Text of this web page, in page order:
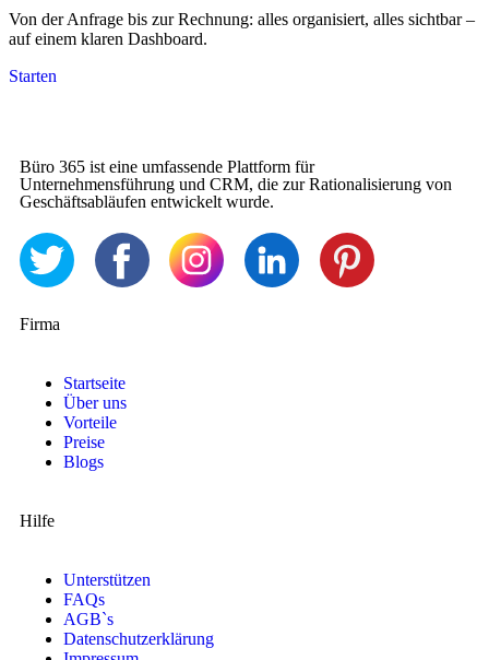
Von der Anfrage bis zur Rechnung: alles organisiert, alles sichtbar –
auf einem klaren Dashboard.
Starten
Büro 365 ist eine umfassende Plattform für
Unternehmensführung und CRM, die zur Rationalisierung von
Geschäftsabläufen entwickelt wurde.
Firma
Startseite
Über uns
Vorteile
Preise
Blogs
Hilfe
Unterstützen
FAQs
AGB`s
Datenschutzerklärung